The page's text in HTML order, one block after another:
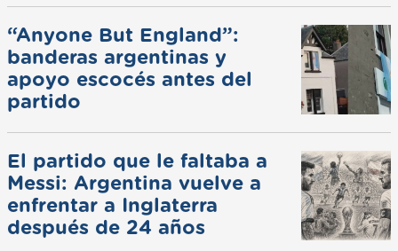
“Anyone But England”:
banderas argentinas y
apoyo escocés antes del
partido
El partido que le faltaba a
Messi: Argentina vuelve a
enfrentar a Inglaterra
después de 24 años